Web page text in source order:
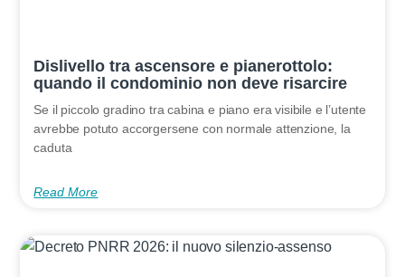
Dislivello tra ascensore e pianerottolo:
quando il condominio non deve risarcire
Se il piccolo gradino tra cabina e piano era visibile e l’utente
avrebbe potuto accorgersene con normale attenzione, la
caduta
Read More